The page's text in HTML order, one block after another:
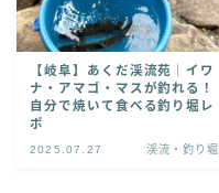
自然あそび場
宿・温泉・観光
特集：北海道車中泊旅
【岐阜】あくだ渓流苑｜イワ
ナ・アマゴ・マスが釣れる！
自分で焼いて食べる釣り堀レ
ポ
2025.07.27 渓流・釣り堀